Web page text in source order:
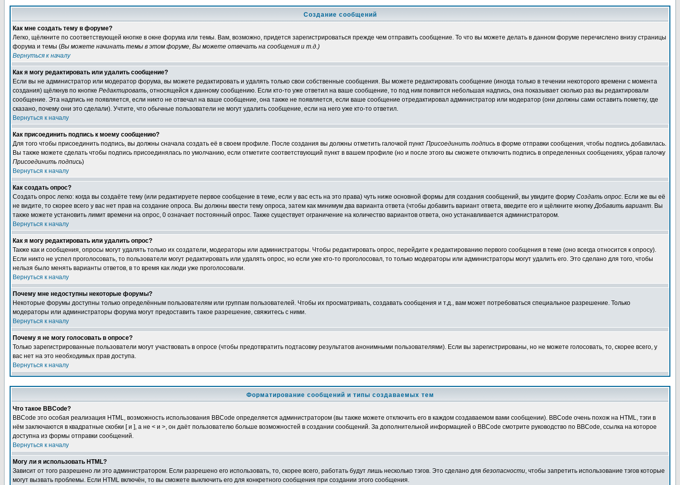
Создание сообщений
Как мне создать тему в форуме?
Легко, щёлкните по соответствующей кнопке в окне форума или темы. Вам, возможно, придется зарегистрироваться прежде чем отправить сообщение. То что вы можете делать в данном форуме перечислено внизу страницы
форума и темы (Вы можете начинать темы в этом форуме, Вы можете отвечать на сообщения и т.д.)
Вернуться к началу
Как я могу редактировать или удалить сообщение?
Если вы не администратор или модератор форума, вы можете редактировать и удалять только свои собственные сообщения. Вы можете редактировать сообщение (иногда только в течении некоторого времени с момента
создания) щёлкнув по кнопке Редактировать, относящейся к данному сообщению. Если кто-то уже ответил на ваше сообщение, то под ним появится небольшая надпись, она показывает сколько раз вы редактировали
сообщение. Эта надпись не появляется, если никто не отвечал на ваше сообщение, она также не появляется, если ваше сообщение отредактировал администратор или модератор (они должны сами оставить пометку, где
сказано, почему они это сделали). Учтите, что обычные пользователи не могут удалить сообщение, если на него уже кто-то ответил.
Вернуться к началу
Как присоединить подпись к моему сообщению?
Для того чтобы присоединить подпись, вы должны сначала создать её в своем профиле. После создания вы должны отметить галочкой пункт Присоединить подпись в форме отправки сообщения, чтобы подпись добавилась.
Вы также можете сделать чтобы подпись присоединялась по умолчанию, если отметите соответствующий пункт в вашем профиле (но и после этого вы сможете отключить подпись в определенных сообщениях, убрав галочку
Присоединить подпись)
Вернуться к началу
Как создать опрос?
Создать опрос легко: когда вы создаёте тему (или редактируете первое сообщение в теме, если у вас есть на это права) чуть ниже основной формы для создания сообщений, вы увидите форму Создать опрос. Если же вы её
не видите, то скорее всего у вас нет прав на создание опроса. Вы должны ввести тему опроса, затем как минимум два варианта ответа (чтобы добавить вариант ответа, введите его и щёлкните кнопкуДобавить вариант. Вы
также можете установить лимит времени на опрос, 0 означает постоянный опрос. Также существует ограничение на количество вариантов ответа, оно устанавливается администратором.
Вернуться к началу
Как я могу редактировать или удалить опрос?
Также как и сообщения, опросы могут удалять только их создатели, модераторы или администраторы. Чтобы редактировать опрос, перейдите к редактированию первого сообщения в теме (оно всегда относится к опросу).
Если никто не успел проголосовать, то пользователи могут редактировать или удалять опрос, но если уже кто-то проголосовал, то только модераторы или администраторы могут удалить его. Это сделано для того, чтобы
нельзя было менять варианты ответов, в то время как люди уже проголосовали.
Вернуться к началу
Почему мне недоступны некоторые форумы?
Некоторые форумы доступны только определённым пользователям или группам пользователей. Чтобы их просматривать, создавать сообщения и т.д., вам может потребоваться специальное разрешение. Только
модераторы или администраторы форума могут предоставить такое разрешение, свяжитесь с ними.
Вернуться к началу
Почему я не могу голосовать в опросе?
Только зарегистрированные пользователи могут участвовать в опросе (чтобы предотвратить подтасовку результатов анонимными пользователями). Если вы зарегистрированы, но не можете голосовать, то, скорее всего, у
вас нет на это необходимых прав доступа.
Вернуться к началу
Форматирование сообщений и типы создаваемых тем
Что такое BBCode?
BBCode это особая реализация HTML, возможность использования BBCode определяется администратором (вы также можете отключить его в каждом создаваемом вами сообщении). BBCode очень похож на HTML, тэги в
нём заключаются в квадратные скобки [ и ], а не < и >, он даёт пользователю больше возможностей в создании сообщений. За дополнительной информацией о BBCode смотрите руководство по BBCode, ссылка на которое
доступна из формы отправки сообщений.
Вернуться к началу
Могу ли я использовать HTML?
Зависит от того разрешено ли это администратором. Если разрешено его использовать, то, скорее всего, работать будут лишь несколько тэгов. Это сделано для безопасности, чтобы запретить использование тэгов которые
могут вызвать проблемы. Если HTML включён, то вы сможете выключить его для конкретного сообщения при создании этого сообщения.